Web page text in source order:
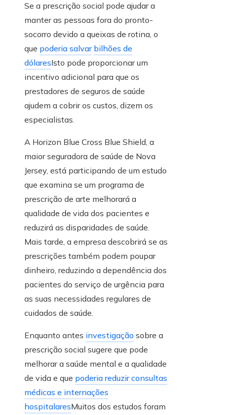
Se a prescrição social pode ajudar a
manter as pessoas fora do pronto-
socorro devido a queixas de rotina, o
que poderia salvar bilhões de
dólaresIsto pode proporcionar um
incentivo adicional para que os
prestadores de seguros de saúde
ajudem a cobrir os custos, dizem os
especialistas.
A Horizon Blue Cross Blue Shield, a
maior seguradora de saúde de Nova
Jersey, está participando de um estudo
que examina se um programa de
prescrição de arte melhorará a
qualidade de vida dos pacientes e
reduzirá as disparidades de saúde.
Mais tarde, a empresa descobrirá se as
prescrições também podem poupar
dinheiro, reduzindo a dependência dos
pacientes do serviço de urgência para
as suas necessidades regulares de
cuidados de saúde.
Enquanto antes investigação sobre a
prescrição social sugere que pode
melhorar a saúde mental e a qualidade
de vida e que poderia reduzir consultas
médicas e internações
hospitalaresMuitos dos estudos foram